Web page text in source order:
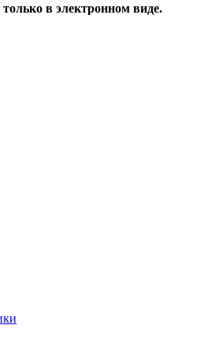
только в электронном виде.